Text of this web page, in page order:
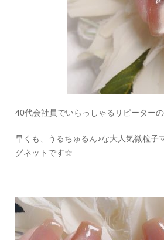
40代会社員でいらっしゃるリピーターの
早くも、うるちゅるん♪な大人気微粒子
グネットです☆